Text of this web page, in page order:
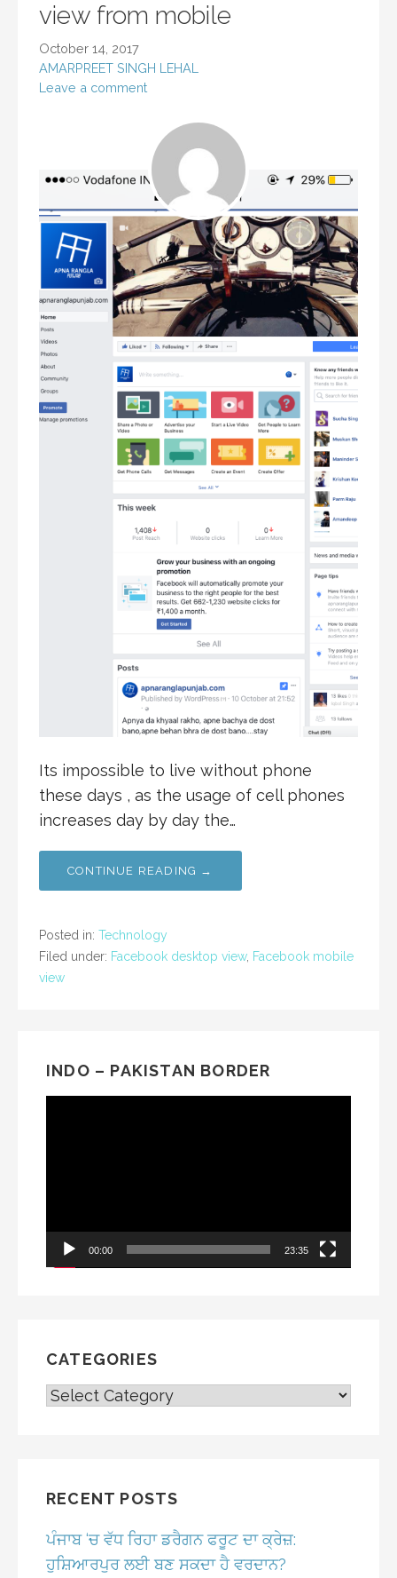
view from mobile
October 14, 2017
AMARPREET SINGH LEHAL
Leave a comment
Its impossible to live without phone
these days , as the usage of cell phones
increases day by day the…
CONTINUE READING →
Posted in: Technology
Filed under: Facebook desktop view, Facebook mobile
view
INDO – PAKISTAN BORDER
00:00 23:35
CATEGORIES
CATEGORIES
RECENT POSTS
ਪੰਜਾਬ ‘ਚ ਵੱਧ ਰਿਹਾ ਡਰੈਗਨ ਫਰੂਟ ਦਾ ਕ੍ਰੇਜ਼:
ਹੁਸ਼ਿਆਰਪੁਰ ਲਈ ਬਣ ਸਕਦਾ ਹੈ ਵਰਦਾਨ?